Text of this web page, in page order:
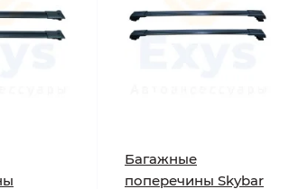
Багажные
поперечины Skybar